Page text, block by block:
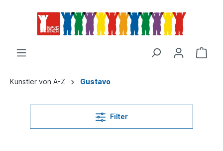
Künstler von A-Z Gustavo
Filter